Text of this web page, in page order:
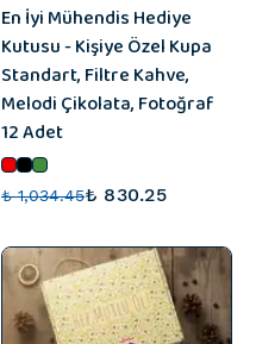
En İyi Mühendis Hediye
Kutusu - Kişiye Özel Kupa
Standart, Filtre Kahve,
Melodi Çikolata, Fotoğraf
12 Adet
₺ 1,034.45₺ 830.25